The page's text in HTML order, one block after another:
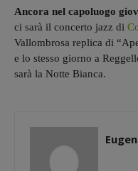
Ancora nel capoluogo
ci sarà il concerto jazz di
Vallombrosa replica di
e lo stesso giorno a
sarà la Notte Bianca.